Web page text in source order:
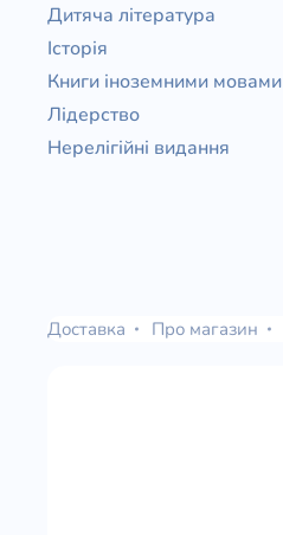
Дитяча література
Історія
Книги іноземними мовами
Лідерство
Нерелігійні видання
Доставка Про магазин